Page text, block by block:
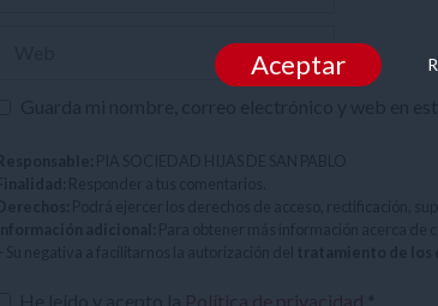
Política de privacidad
Aceptar